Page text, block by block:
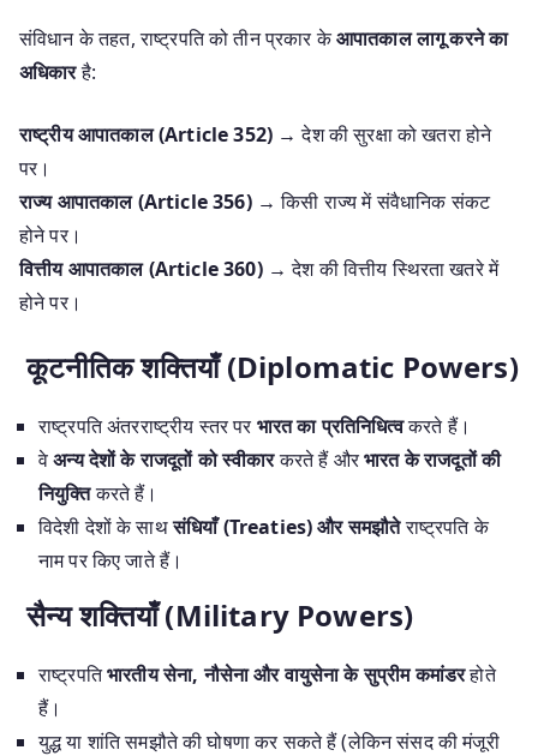
संविधान के तहत, राष्ट्रपति को तीन प्रकार केआपातकाल लागू करने का
अधिकारहै:
राष्ट्रीय आपातकाल (Article 352) → देश की सुरक्षा को खतरा होने
पर।
राज्य आपातकाल (Article 356)→ किसी राज्य में संवैधानिक संकट
होने पर।
वित्तीय आपातकाल (Article 360)→ देश की वित्तीय स्थिरता खतरे में
होने पर।
कूटनीतिक शक्तियाँ (Diplomatic Powers)
राष्ट्रपति अंतरराष्ट्रीय स्तर पर भारत का प्रतिनिधित्वकरते हैं।
वेअन्य देशों के राजदूतों को स्वीकारकरते हैं औरभारत के राजदूतों की
नियुक्तिकरते हैं।
विदेशी देशों के साथसंधियाँ (Treaties) और समझौतेराष्ट्रपति के
नाम पर किए जाते हैं।
सैन्य शक्तियाँ (Military Powers)
राष्ट्रपतिभारतीय सेना, नौसेना और वायुसेना के सुप्रीम कमांडरहोते
हैं।
युद्ध या शांति समझौते की घोषणा कर सकते हैं (लेकिन संसद की मंजूरी